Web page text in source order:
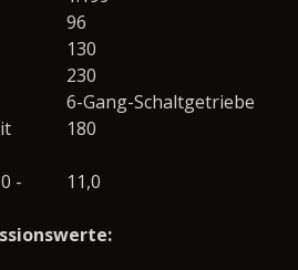
96
130
230
6-Gang-Schaltgetriebe
180
-
11,0